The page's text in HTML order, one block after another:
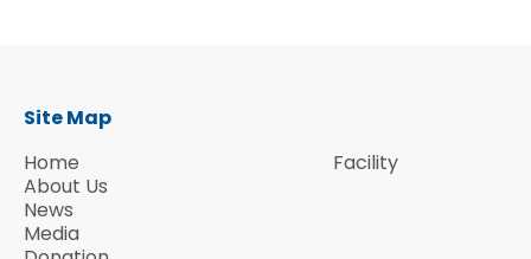
Site Map
Home
About Us
News
Media
Facility